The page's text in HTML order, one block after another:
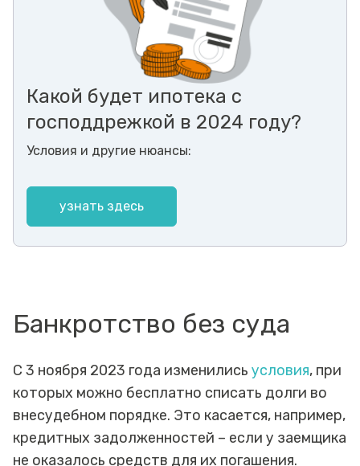
Какой будет ипотека с
господдрежкой в 2024 году?
Условия и другие нюансы:
узнать здесь
Банкротство без суда
С 3 ноября 2023 года изменились условия, при
которых можно бесплатно списать долги во
внесудебном порядке. Это касается, например,
кредитных задолженностей – если у заемщика
не оказалось средств для их погашения.